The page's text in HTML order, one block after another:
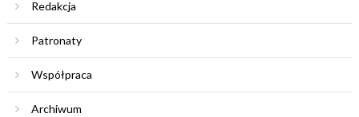
Redakcja
Patronaty
Współpraca
Archiwum